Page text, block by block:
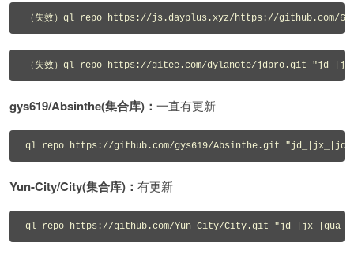
（失效）ql repo https://js.dayplus.xyz/https://github.com/
（失效）ql repo https://gitee.com/dylanote/jdpro.git
gys619/Absinthe(集合库)： 一直有更新
ql repo https://github.com/gys619/Absinthe.git
Yun-City/City(集合库)： 有更新
ql repo https://github.com/Yun-City/City.git